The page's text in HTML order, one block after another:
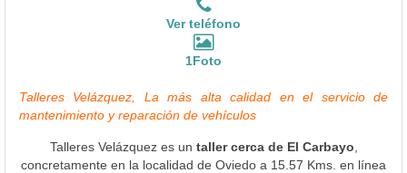
Ver teléfono
1Foto
Talleres Velázquez, La más alta calidad en el servicio de
mantenimiento y reparación de vehículos
Talleres Velázquez es un taller cerca de El Carbayo
concretamente en la localidad de Oviedo a 15.57 Kms. en línea